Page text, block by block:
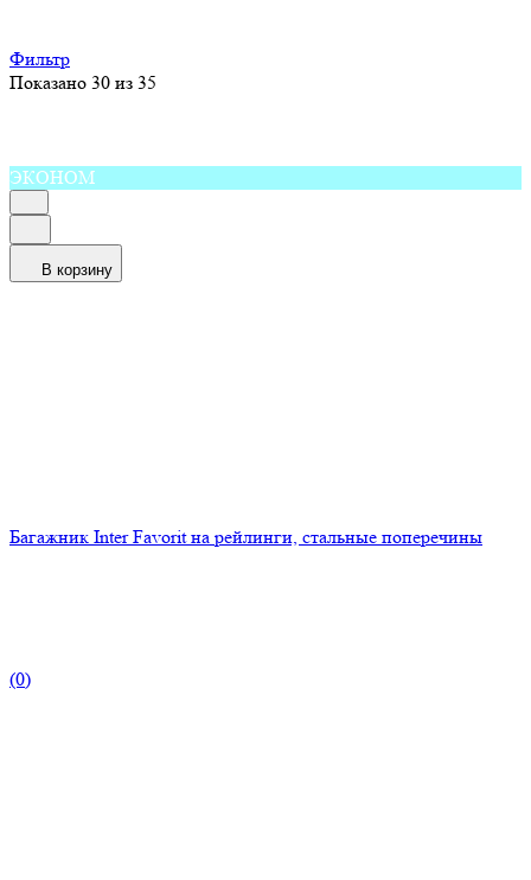
Фильтр
Показано 30 из 35
ЭКОНОМ
В корзину
Багажник Inter Favorit на рейлинги, стальные поперечины
(0)